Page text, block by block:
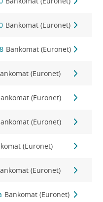
Bankomat (Euronet)
Bankomat (Euronet)
(Euronet)
(Euronet)
(Euronet)
(Euronet)
(Euronet)
Bankomat (Euronet)